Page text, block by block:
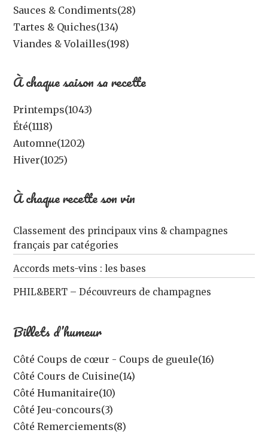
Sauces & Condiments(28)
Tartes & Quiches(134)
Viandes & Volailles(198)
À chaque saison sa recette
Printemps(1043)
Été(1118)
Automne(1202)
Hiver(1025)
À chaque recette son vin
Classement des principaux vins & champagnes
français par catégories
Accords mets-vins : les bases
PHIL&BERT – Découvreurs de champagnes
Billets d’humeur
Côté Coups de cœur - Coups de gueule(16)
Côté Cours de Cuisine(14)
Côté Humanitaire(10)
Côté Jeu-concours(3)
Côté Remerciements(8)